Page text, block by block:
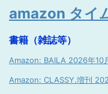
amazon タイ
書籍（雑誌等）
Amazon: BAILA 2026年10
Amazon: CLASSY.増刊